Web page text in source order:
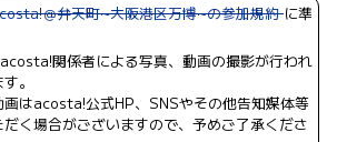
＠弁天町~大阪港区万博~の参加規約に準
関係者による写真、動画の撮影が行われ
。
画はacosta!公式HP、SNSやその他告知媒体等
く場合がございますので、予めご了承くださ